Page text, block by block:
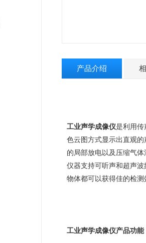
产品介绍
工业声学成像仪是利用传
色云图方式显示出直观
的局部放电以及压缩气
仪器支持可听声和超声
物体都可以获得佳的检
工业声学成像仪产品功能